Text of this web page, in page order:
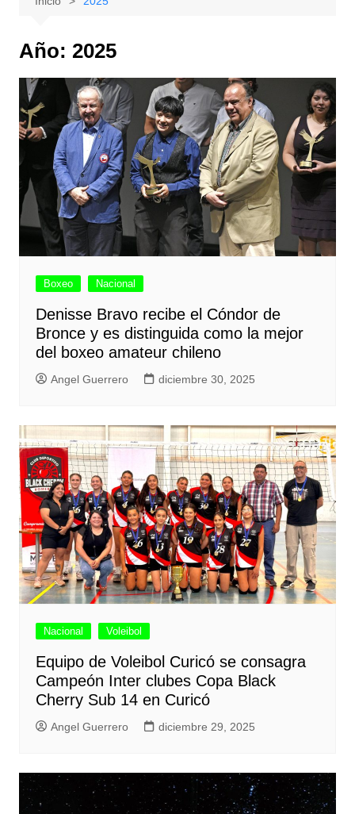
Año: 2025
Boxeo Nacional
Denisse Bravo recibe el Cóndor de
Bronce y es distinguida como la mejor
del boxeo amateur chileno
Angel Guerrero diciembre 30, 2025
Nacional Voleibol
Equipo de Voleibol Curicó se consagra
Campeón Inter clubes Copa Black
Cherry Sub 14 en Curicó
Angel Guerrero diciembre 29, 2025